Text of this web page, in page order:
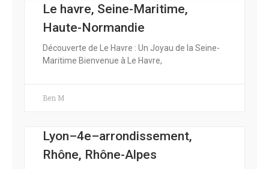
Le havre, Seine-Maritime,
Haute-Normandie
Découverte de Le Havre : Un Joyau de la Seine-
Maritime Bienvenue à Le Havre,
Ben M
Lyon–4e–arrondissement,
Rhône, Rhône-Alpes